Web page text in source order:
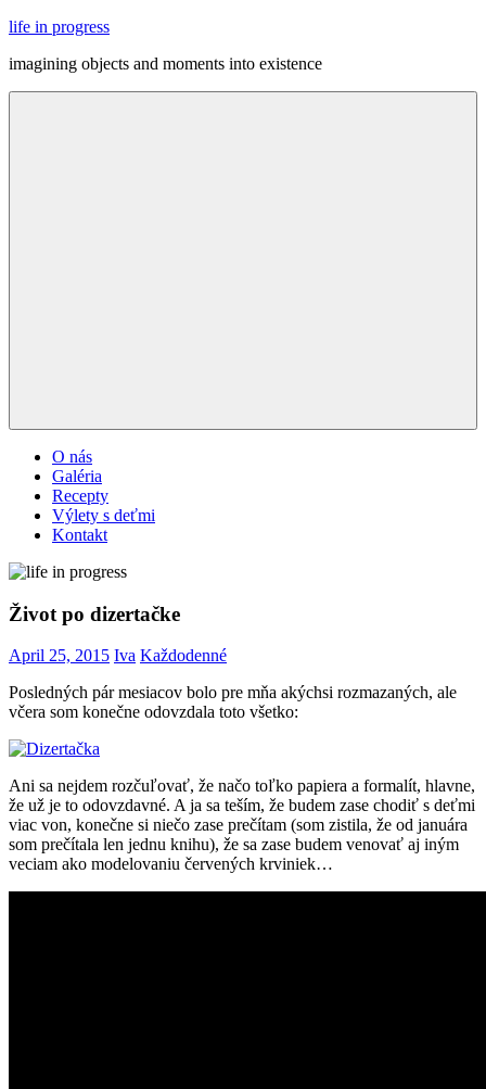
Skip
content
life in progress
imagining objects and moments into existence
O nás
Galéria
Recepty
Výlety s deťmi
Kontakt
Život po dizertačke
April 25, 2015 Iva Každodenné
Posledných pár mesiacov bolo pre mňa akýchsi rozmazaných, ale
včera som konečne odovzdala toto všetko:
Ani sa nejdem rozčuľovať, že načo toľko papiera a formalít, hlavne,
že už je to odovzdavné. A ja sa teším, že budem zase chodiť s deťmi
viac von, konečne si niečo zase prečítam (som zistila, že od januára
som prečítala len jednu knihu), že sa zase budem venovať aj iným
veciam ako modelovaniu červených krviniek…